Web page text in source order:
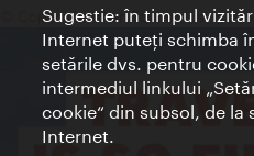
© Copyright Wien Tourismus
Sugestie: în timpul
Internet puteţi schimba
setările dvs. pentru
intermediul linkului
cookie“ din subsol, de la
Internet.